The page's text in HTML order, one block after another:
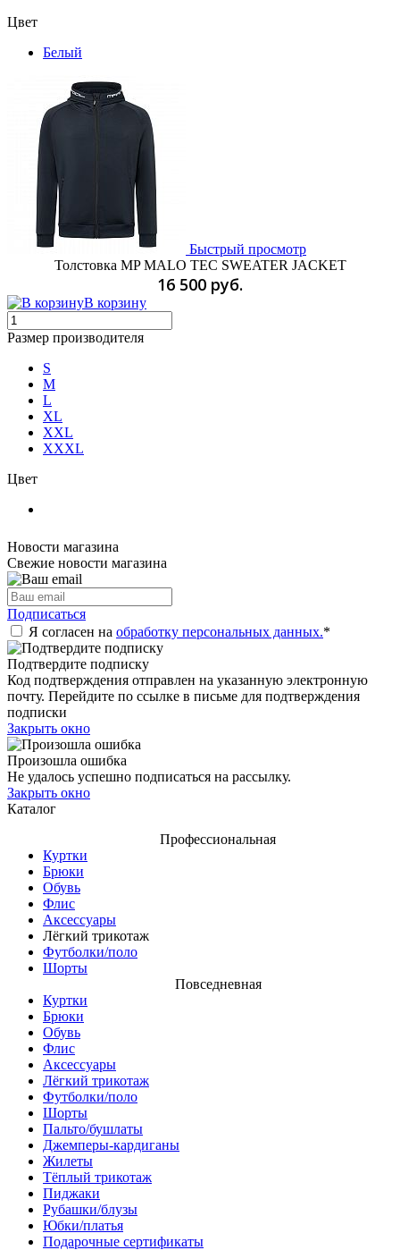
Цвет
Белый
Быстрый просмотр
Толстовка MP MALO TEC SWEATER JACKET
16 500 руб.
В корзину
Размер производителя
S
M
L
XL
XXL
XXXL
Цвет
Новости магазина
Свежие новости магазина
Подписаться
Я согласен на обработку персональных данных.*
Подтвердите подписку
Код подтверждения отправлен на указанную электронную
почту. Перейдите по ссылке в письме для подтверждения
подписки
Закрыть окно
Произошла ошибка
Не удалось успешно подписаться на рассылку.
Закрыть окно
Каталог
Профессиональная
Куртки
Брюки
Обувь
Флис
Аксессуары
Лёгкий трикотаж
Футболки/поло
Шорты
Повседневная
Куртки
Брюки
Обувь
Флис
Аксессуары
Лёгкий трикотаж
Футболки/поло
Шорты
Пальто/бушлаты
Джемперы-кардиганы
Жилеты
Тёплый трикотаж
Пиджаки
Рубашки/блузы
Юбки/платья
Подарочные сертификаты